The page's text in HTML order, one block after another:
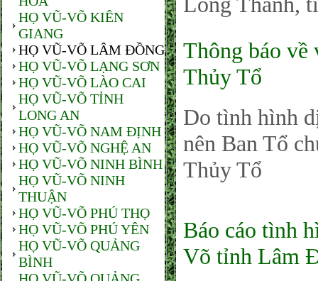
HỌ VŨ-VÕ KIÊN
GIANG
HỌ VŨ-VÕ LÂM ĐỒNG
HỌ VŨ-VÕ LẠNG SƠN
HỌ VŨ-VÕ LÀO CAI
HỌ VŨ-VÕ TỈNH
LONG AN
HỌ VŨ-VÕ NAM ĐỊNH
HỌ VŨ-VÕ NGHỆ AN
HỌ VŨ-VÕ NINH BÌNH
HỌ VŨ-VÕ NINH
THUẬN
HỌ VŨ-VÕ PHÚ THỌ
HỌ VŨ-VÕ PHÚ YÊN
HỌ VŨ-VÕ QUẢNG
BÌNH
Thông báo về
Thủy Tổ
Do tình hình
nên Ban Tổ
Thủy Tổ
Báo cáo tình
Võ tỉnh Lâm